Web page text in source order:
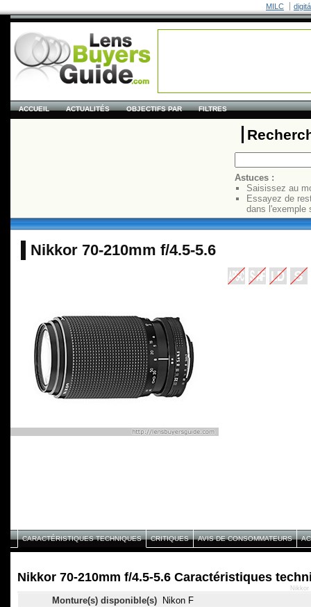
MILC
ACCUEIL ACTUALITÉS OBJECTIFS PAR FILTRES
Astuces :
Saisissez au
Essayez de
dans
Nikkor 70-210mm f/4.5-5.6
CARACTÉRISTIQUES TECHNIQUES CRITIQUES AVIS DE CONSOMMATEURS
Nikkor 70-210mm f/4.5-5.6 Caractéristiques
Monture(s) disponible(s)
Nikon F